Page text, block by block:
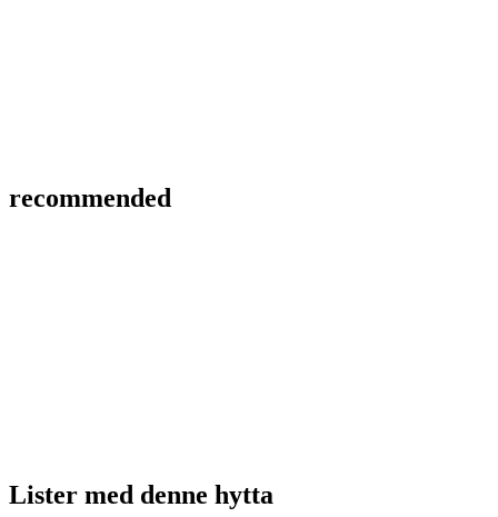
recommended
Lister med denne hytta